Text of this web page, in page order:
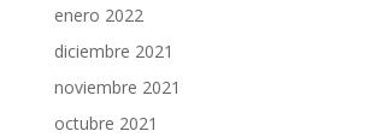
enero 2022
diciembre 2021
noviembre 2021
octubre 2021